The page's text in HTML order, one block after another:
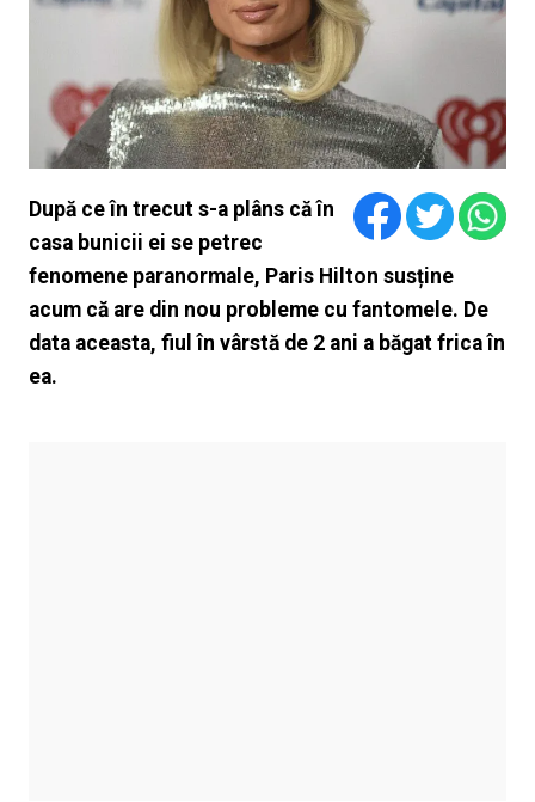
După ce în trecut s-a plâns că în
casa bunicii ei se petrec
fenomene paranormale, Paris Hilton susține
acum că are din nou probleme cu fantomele. De
data aceasta, fiul în vârstă de 2 ani a băgat frica în
ea.